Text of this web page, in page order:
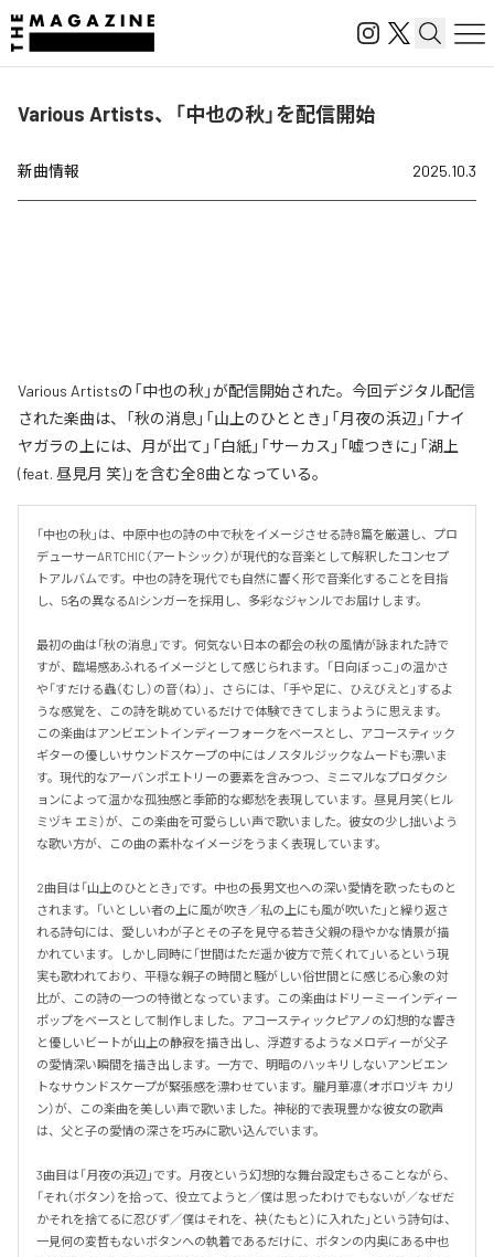
Various Artists、「中也の秋」を配信開始
新曲情報 2025.10.3
Various Artistsの「中也の秋」が配信開始された。今回デジタル配信
された楽曲は、「秋の消息」「山上のひととき」「月夜の浜辺」「ナイ
ヤガラの上には、月が出て」「白紙」「サーカス」「嘘つきに」「湖上
(feat. 昼見月 笑)」を含む全8曲となっている。
「中也の秋」は、中原中也の詩の中で秋をイメージさせる詩8篇を厳選し、プロ
デューサーARTCHIC（アートシック）が現代的な音楽として解釈したコンセプ
トアルバムです。中也の詩を現代でも自然に響く形で音楽化することを目指
し、5名の異なるAIシンガーを採用し、多彩なジャンルでお届けします。
最初の曲は「秋の消息」です。何気ない日本の都会の秋の風情が詠まれた詩で
すが、臨場感あふれるイメージとして感じられます。「日向ぼっこ」の温かさ
や「すだける蟲（むし）の音（ね）」、さらには、「手や足に、ひえびえと」するよ
うな感覚を、この詩を眺めているだけで体験できてしまうように思えます。
この楽曲はアンビエントインディーフォークをベースとし、アコースティック
ギターの優しいサウンドスケープの中にはノスタルジックなムードも漂いま
す。現代的なアーバンポエトリーの要素を含みつつ、ミニマルなプロダクシ
ョンによって温かな孤独感と季節的な郷愁を表現しています。昼見月笑（ヒル
ミヅキ エミ）が、この楽曲を可愛らしい声で歌いました。彼女の少し拙いよう
な歌い方が、この曲の素朴なイメージをうまく表現しています。
2曲目は「山上のひととき」です。中也の長男文也への深い愛情を歌ったものと
されます。「いとしい者の上に風が吹き／私の上にも風が吹いた」と繰り返さ
れる詩句には、愛しいわが子とその子を見守る若き父親の穏やかな情景が描
かれています。しかし同時に「世間はただ遥か彼方で荒くれて」いるという現
実も歌われており、平穏な親子の時間と騒がしい俗世間とに感じる心象の対
比が、この詩の一つの特徴となっています。この楽曲はドリーミーインディー
ポップをベースとして制作しました。アコースティックピアノの幻想的な響き
と優しいビートが山上の静寂を描き出し、浮遊するようなメロディーが父子
の愛情深い瞬間を描き出します。一方で、明暗のハッキリしないアンビエン
トなサウンドスケープが緊張感を漂わせています。朧月華凛（オボロヅキ カリ
ン）が、この楽曲を美しい声で歌いました。神秘的で表現豊かな彼女の歌声
は、父と子の愛情の深さを巧みに歌い込んでいます。
3曲目は「月夜の浜辺」です。月夜という幻想的な舞台設定もさることながら、
「それ（ボタン）を拾って、役立てようと／僕は思ったわけでもないが／なぜだ
かそれを捨てるに忍びず／僕はそれを、袂（たもと）に入れた」という詩句は、
一見何の変哲もないボタンへの執着であるだけに、ボタンの内奥にある中也